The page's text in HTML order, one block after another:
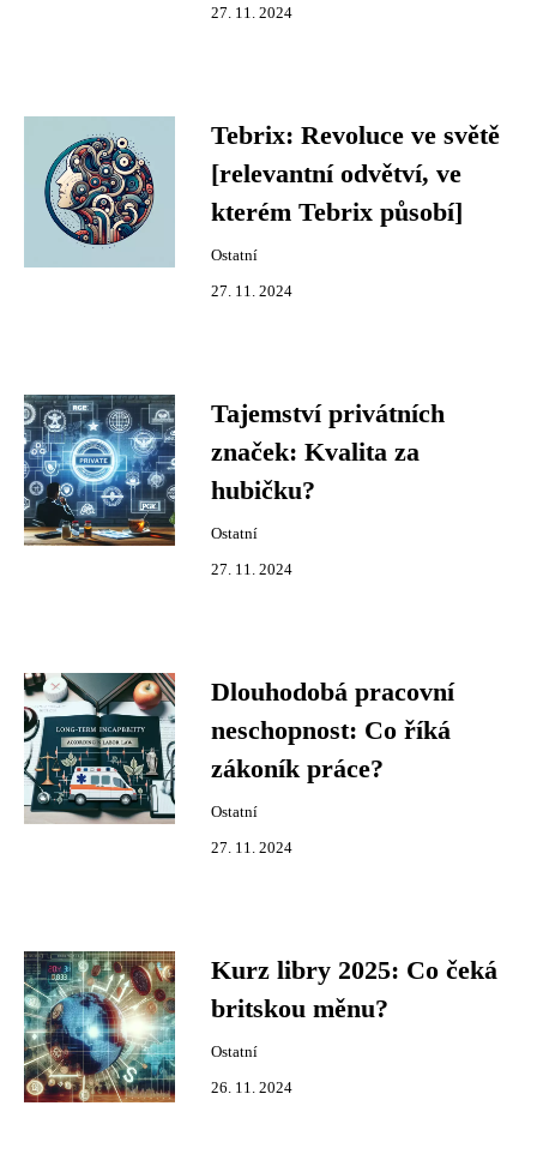
27. 11. 2024
Tebrix: Revoluce ve světě
[relevantní odvětví, ve
kterém Tebrix působí]
Ostatní
27. 11. 2024
Tajemství privátních
značek: Kvalita za
hubičku?
Ostatní
27. 11. 2024
Dlouhodobá pracovní
neschopnost: Co říká
zákoník práce?
Ostatní
27. 11. 2024
Kurz libry 2025: Co čeká
britskou měnu?
Ostatní
26. 11. 2024